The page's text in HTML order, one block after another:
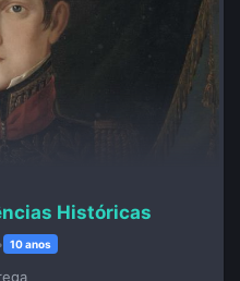
Históricas
10 anos